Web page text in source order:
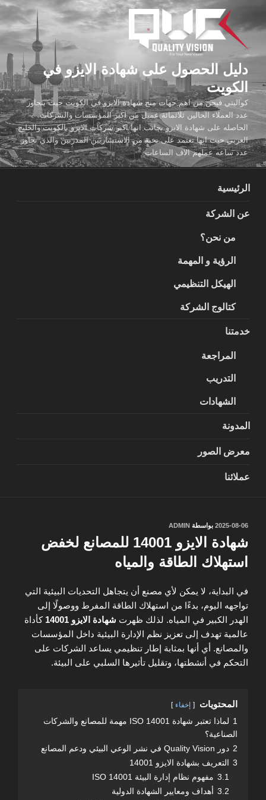
المحتوى
دليل الحصول على شهادة الايزو في
الكويت
كواليتي فيجن من اهم جهات منح شهادة الايزو في الكويت حيث يتجاوز
عدد العملاء الحالين ثلاثمائة عميل من اكبر المؤسسات والشركات
الحاصله على شهادة الايزو بجانب انها اكبر شركات الايزو بالكويت والخليج
العربي حيث انها تعتمد على نخبة من الاستشاريين المدربين والذي تجاوز
عدد ساعه عملهم الاف الساعات
الرئيسية
عن الشركة
من نحن؟
الرؤية و المهمة
الهيكل التنظيمي
كتالوج الشركة
خدمتنا
المراجعة
التدريب
الشهادات
المدونة
معرض الصور
عملائنا
نُشر
2025-08-06 بواسطة ADMIN
شهادة الايزو 14001 للمصانع لخفض
استهلاك الطاقة والمياه
في البداية، لا يمكن لأي مصنع أن يتجاهل التحديات البيئية التي
تواجهه اليوم، بدءًا من استهلاك الطاقة المفرط ووصولًا إلى
الهدر الكبير في المياه. لذلك ظهرت شهادة الايزو 14001
كأداة
عالمية تهدف إلى تعزيز نظم الإدارة البيئية داخل المؤسسات
والمصانع. أي أنها بمثابة إطار تنظيمي يساعد الشركات على
التحكم في أنشطتها، وتقليل تأثيرها السلبي على البيئة.
المحتويات إخفاء
1
لماذا تعتبر شهادة ISO 14001 مهمة للمصانع والشركات
الصناعية؟
2 دور Quality Vision في نشر الوعي البيئي ودعم المصانع
3 التعريف بشهادة الايزو 14001
3.1 مفهوم نظام إدارة البيئة ISO 14001
3.2 أهداف ومعايير الشهادة الدولية